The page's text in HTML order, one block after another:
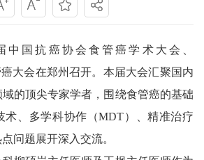
国抗癌协会食管癌学术大会、
大会在郑州召开。本届大会汇聚国内
的顶尖专家学者，围绕食管癌的基础
术、多学科协作（MDT）、精准治疗
问题展开深入交流。